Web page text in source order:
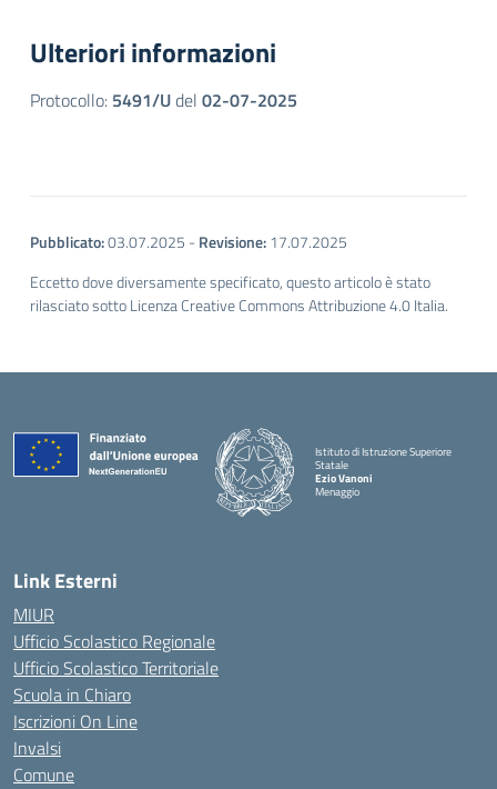
Ulteriori informazioni
Protocollo: 5491/Udel 02-07-2025
Pubblicato:03.07.2025 -Revisione:17.07.2025
Eccetto dove diversamente specificato, questo articolo è stato
rilasciato sotto Licenza Creative Commons Attribuzione 4.0 Italia.
Istituto di Istruzione Superiore
Statale
Ezio Vanoni
Menaggio
— Visita la pagina iniziale della scuola
Link Esterni
MIUR
Ufficio Scolastico Regionale
Ufficio Scolastico Territoriale
Scuola in Chiaro
Iscrizioni On Line
Invalsi
Comune